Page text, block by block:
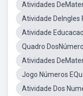
Atividades
Atividade DeIngles
Atividade
Quadro
Atividades
Jogo Números
Atividade Dos